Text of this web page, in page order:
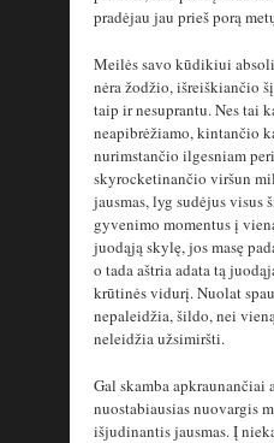
pradėjau jau prieš porą
Meilės savo kūdikiui
nėra žodžio, išreiškiančio
taip ir nesuprantu. Nes tai
neapibrėžiamo, kintančio
nurimstančio ilgesniam
skyrocketinančio viršun
jausmas, lyg sudėjus
gyvenimo momentus į
juodąją skylę, jos masę
o tada aštria adata tą
krūtinės vidurį. Nuolat
nepaleidžia, šildo, nei
neleidžia užsimiršti.
Gal skamba apkraunančiai
nuostabiausias nuovargis
išjudinantis jausmas. Į